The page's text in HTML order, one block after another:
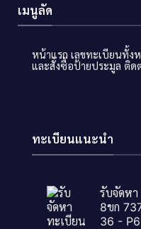
เมนูลัด
หน้าแรก เลขทะเบียนทั้ง
และสั่งซื้อป้ายประมูล ติด
ทะเบียนแนะนำ
รับจัดห
8ขก
36 -